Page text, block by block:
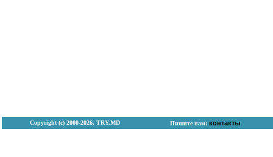
Copyright (с) 2000-2026, TRY.MD Пишите нам: контакты